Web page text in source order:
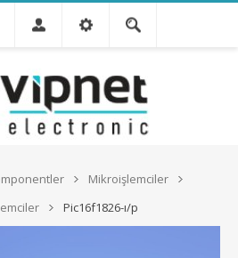
Mikroişlemciler
Pic16f1826-ı/p